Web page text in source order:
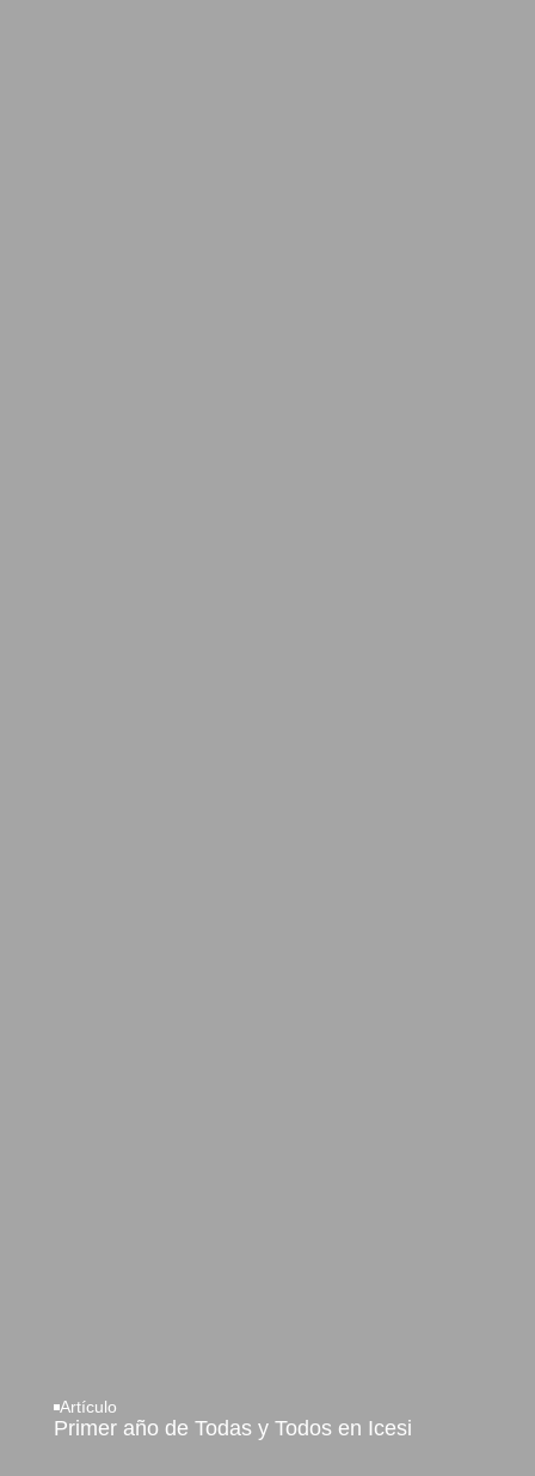
Artículo
Primer año de Todas y Todos en Icesi